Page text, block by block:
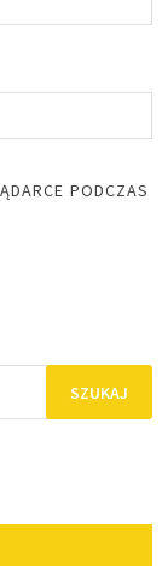
PODCZAS